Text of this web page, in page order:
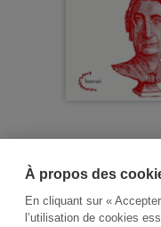
À propos des
En cliquant sur «
l’utilisation de cookies